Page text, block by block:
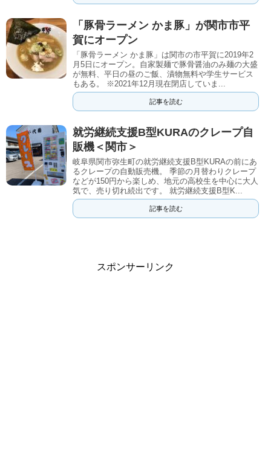
「豚骨ラーメン かま豚」が関市市平
賀にオープン
「豚骨ラーメン かま豚」は関市の市平賀に2019年2
月5日にオープン。自家製麺で豚骨醤油のみ麺の大盛
が無料、平日の昼のご飯、漬物無料や学生サービス
もある。 ※2021年12月現在閉店していま...
記事を読む
就労継続支援B型KURAのクレープ自
販機＜関市＞
岐阜県関市弥生町の就労継続支援B型KURAの前にあ
るクレープの自動販売機。 季節の月替わりクレープ
などが150円から楽しめ、地元の高校生を中心に大人
気で、売り切れ続出です。 就労継続支援B型K...
記事を読む
スポンサーリンク